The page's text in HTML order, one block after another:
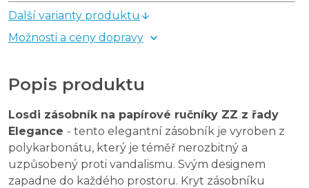
Další varianty produktu
Možnosti a ceny dopravy
Popis produktu
Losdi zásobník na papírové ručníky ZZ z řady
Elegance - tento elegantní zásobník je vyroben z
polykarbonátu, který je téměř nerozbitný a
uzpůsobený proti vandalismu. Svým designem
zapadne do každého prostoru. Kryt zásobníku